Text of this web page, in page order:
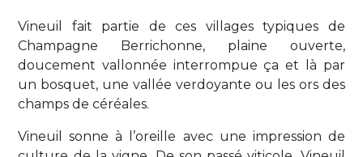
Vineuil fait partie de ces villages typiques de
Champagne Berrichonne, plaine ouverte,
doucement vallonnée interrompue ça et là par
un bosquet, une vallée verdoyante ou les ors des
champs de céréales.
Vineuil sonne à l’oreille avec une impression de